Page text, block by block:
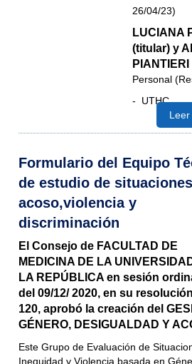
26/04/23)
LUCIANA
(titular) y
Personal
- UTHC
Formulario del Equipo
de estudio de
acoso,violencia y
discriminación
El Consejo de FACULTAD DE
MEDICINA DE LA
LA REPÚBLICA en sesión
del 09/12/ 2020, en su
120, aprobó la creación del
GÉNERO, DESIGUALDAD Y
Este Grupo de Evaluación de
Inequidad y Violencia basada en